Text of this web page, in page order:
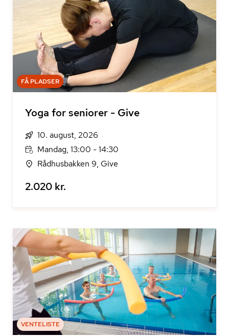
FÅ PLADSER
Yoga for seniorer - Give
10. august, 2026
Mandag, 13:00 - 14:30
Rådhusbakken 9, Give
2.020 kr.
VENTELISTE